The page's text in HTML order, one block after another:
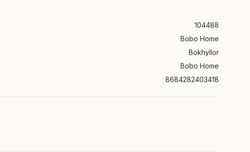
104488
Bobo Home
Bokhyllor
Bobo Home
8684282403418